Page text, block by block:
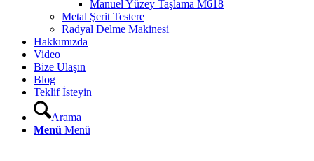
Manuel Yüzey Taşlama M618
Metal Şerit Testere
Radyal Delme Makinesi
Hakkımızda
Video
Bize Ulaşın
Blog
Teklif İsteyin
Arama
Menü Menü